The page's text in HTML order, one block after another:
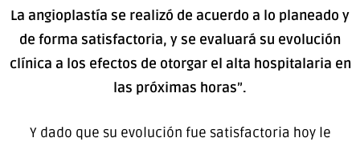
La angioplastía se realizó de acuerdo a lo planeado y
de forma satisfactoria, y se evaluará su evolución
clínica a los efectos de otorgar el alta hospitalaria en
las próximas horas”.
Y dado que su evolución fue satisfactoria hoy le